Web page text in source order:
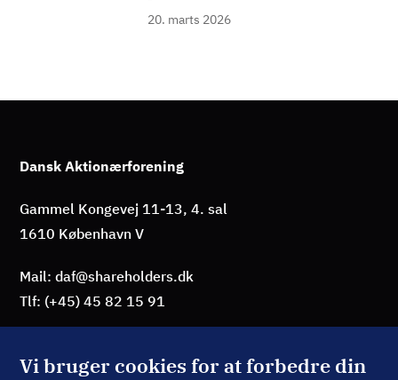
Vi bruger cookies for at forbedre din
20. marts 2026
Dansk Aktionærforening
Gammel Kongevej 11-13, 4. sal
1610 København V
Mail: daf@shareholders.dk
Tlf: (+45) 45 82 15 91